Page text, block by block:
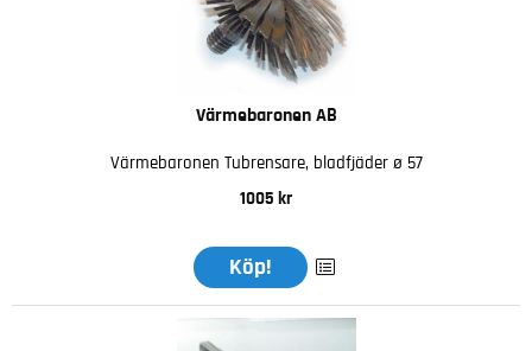
Värmebaronen AB
Värmebaronen Tubrensare, bladfjäder ø 57
1005 kr
Köp!